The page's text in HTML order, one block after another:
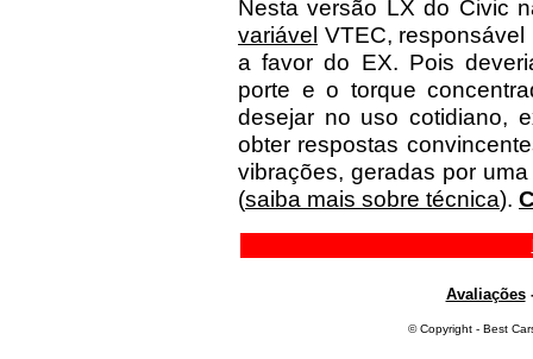
Nesta versão LX do Civic
variável VTEC,
a favor do EX. Pois
porte e o torque
desejar no uso cotidiano,
obter respostas
vibrações, geradas por
(saiba mais sobre técnica).
Avaliações
© Copyright - Best